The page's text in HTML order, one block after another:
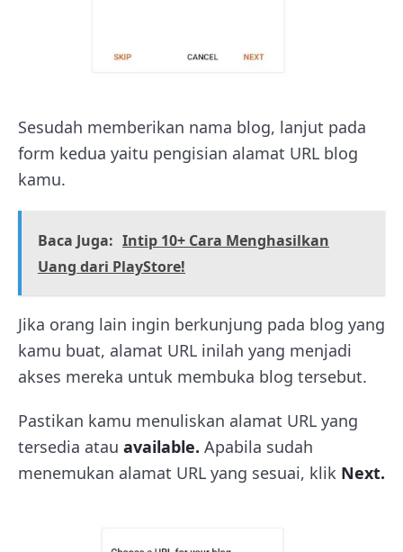
Sesudah memberikan nama blog, lanjut pada
form kedua yaitu pengisian alamat URL blog
kamu.
Baca Juga: Intip 10+ Cara Menghasilkan
Uang dari PlayStore!
Jika orang lain ingin berkunjung pada blog yang
kamu buat, alamat URL inilah yang menjadi
akses mereka untuk membuka blog tersebut.
Pastikan kamu menuliskan alamat URL yang
tersedia atau available. Apabila sudah
menemukan alamat URL yang sesuai, klik Next.